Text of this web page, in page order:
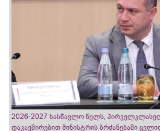
2026-2027 სასწავლო წელს,
დაკავშირებით მინისტრის ბრძანებაში